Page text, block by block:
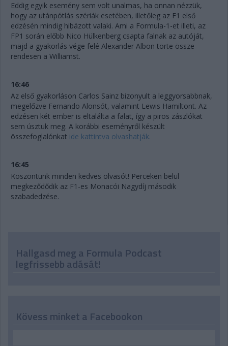
Eddig egyik esemény sem volt unalmas, ha onnan nézzük,
hogy az utánpótlás szériák esetében, illetőleg az F1 első
edzésén mindig hibázott valaki. Ami a Formula-1-et illeti, az
FP1 során előbb Nico Hülkenberg csapta falnak az autóját,
majd a gyakorlás vége felé Alexander Albon törte össze
rendesen a Williamst.
16:46
Az első gyakorláson Carlos Sainz bizonyult a leggyorsabbnak,
megelőzve Fernando Alonsót, valamint Lewis Hamiltont. Az
edzésen két ember is eltalálta a falat, így a piros zászlókat
sem úsztuk meg. A korábbi eseményről készült
összefoglalónkat ide kattintva olvashatják.
16:45
Köszöntünk minden kedves olvasót! Perceken belül
megkeződődik az F1-es Monacói Nagydíj második
szabadedzése.
Hallgasd meg a Formula Podcast
legfrissebb adását!
Kövess minket a Facebookon